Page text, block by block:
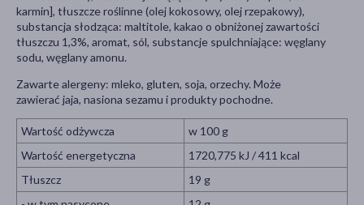
karmin], tłuszcze roślinne (olej kokosowy, olej rzepakowy),
substancja słodząca: maltitole, kakao o obniżonej zawartości
tłuszczu 1,3%, aromat, sól, substancje spulchniające: węglany
sodu, węglany amonu.
Zawarte alergeny: mleko, gluten, soja, orzechy. Może
zawierać jaja, nasiona sezamu i produkty pochodne.
Wartość odżywcza
w 100 g
Wartość energetyczna
1720,775 kJ / 411 kcal
Tłuszcz
19 g